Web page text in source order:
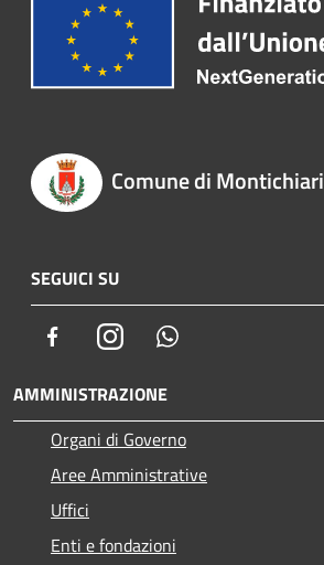
Comune di Montichiari
SEGUICI SU
FacebookInstagram
AMMINISTRAZIONE
Organi di Governo
Aree Amministrative
Uffici
Enti e fondazioni